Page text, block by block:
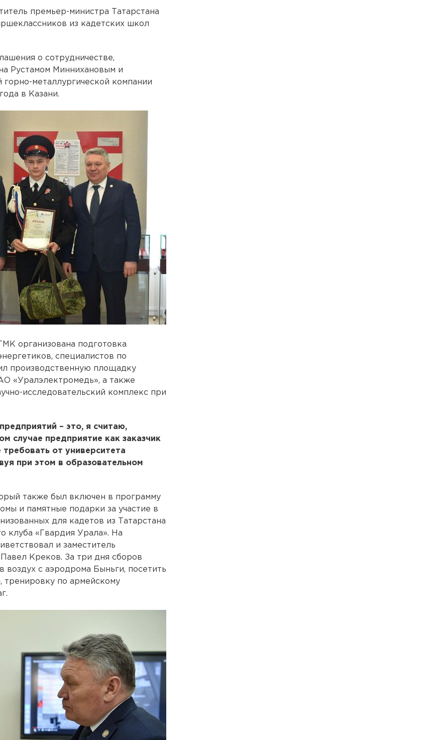
премьер-министра Татарстана
из кадетских школ
о сотрудничестве,
Рустамом Миннихановым и
металлургической компании
в Казани.
организована подготовка
специалистов по
производственную площадку
«Уралэлектромедь», а также
исследовательский комплекс при
– это, я считаю,
случае предприятие как заказчик
требовать от университета
при этом в образовательном
также был включен в программу
и памятные подарки за участие в
для кадетов из Татарстана
клуба «Гвардия Урала». На
и заместитель
Креков. За три дня сборов
воздух с аэродрома Быньги, посетить
тренировку по армейскому